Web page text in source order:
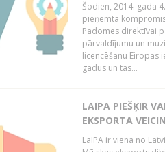
Šodien, 2014. gada
pieņemta
Padomes direktīvai
pārvaldījumu un
licencēšanu Eiropas
gadus un tas...
LAIPA PIEŠĶIR
EKSPORTA
LaIPA ir viena no